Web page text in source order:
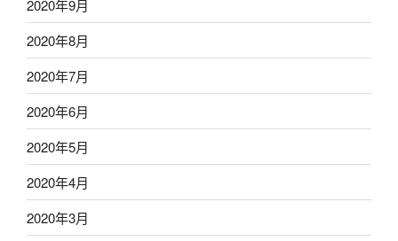
2020年9月
2020年8月
2020年7月
2020年6月
2020年5月
2020年4月
2020年3月